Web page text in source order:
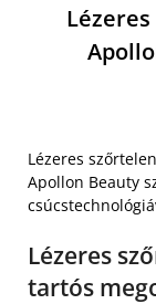
Lézeres
Apollon Beauty
Lézeres
tartós